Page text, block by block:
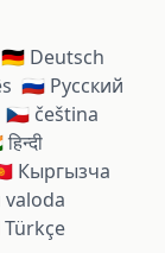
🇩🇪 Deutsch
🇷🇺 Русский
🇨🇿 čeština
Кыргызча
valoda